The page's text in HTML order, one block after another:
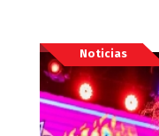
Noticias